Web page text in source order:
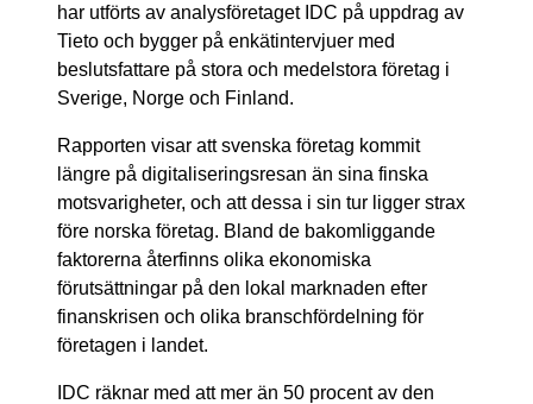
har utförts av analysföretaget IDC på uppdrag av
Tieto och bygger på enkätintervjuer med
beslutsfattare på stora och medelstora företag i
Sverige, Norge och Finland.
Rapporten visar att svenska företag kommit
längre på digitaliseringsresan än sina finska
motsvarigheter, och att dessa i sin tur ligger strax
före norska företag. Bland de bakomliggande
faktorerna återfinns olika ekonomiska
förutsättningar på den lokal marknaden efter
finanskrisen och olika branschfördelning för
företagen i landet.
IDC räknar med att mer än 50 procent av den